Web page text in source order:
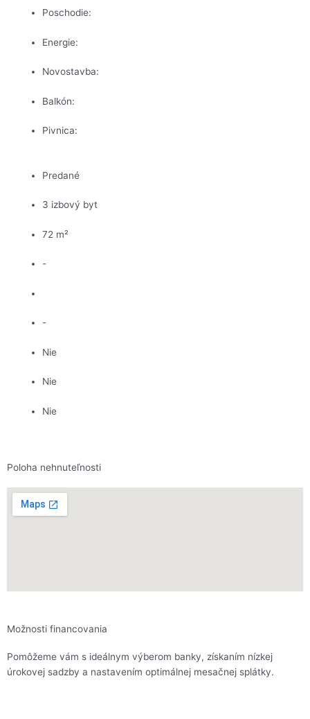
Poschodie:
Energie:
Novostavba:
Balkón:
Pivnica:
Predané
3 izbový byt
72 m²
-
-
Nie
Nie
Nie
Poloha nehnuteľnosti
Možnosti financovania
Pomôžeme vám s ideálnym výberom banky, získaním nízkej
úrokovej sadzby a nastavením optimálnej mesačnej splátky.